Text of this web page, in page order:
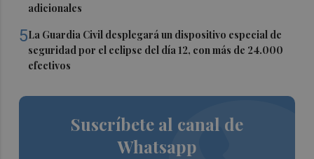
adicionales
5La Guardia Civil desplegará un dispositivo especial de
seguridad por el eclipse del día 12, con más de 24.000
efectivos
Suscríbete al canal de
Whatsapp